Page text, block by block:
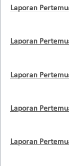
Laporan
Laporan
Laporan
Laporan
Laporan